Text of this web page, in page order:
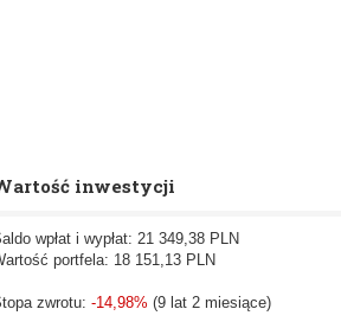
inwestycji
wpłat i wypłat: 21 349,38 PLN
portfela: 18 151,13 PLN
zwrotu:-14,98% (9 lat 2 miesiące)